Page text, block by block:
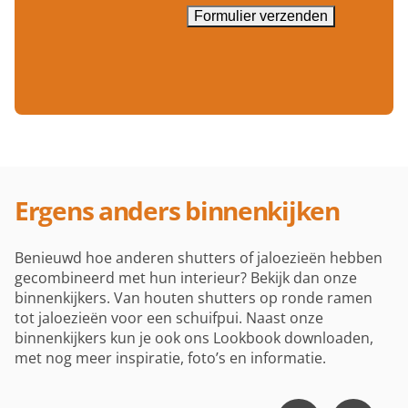
Formulier verzenden
Ergens anders binnenkijken
Benieuwd hoe anderen shutters of jaloezieën hebben
gecombineerd met hun interieur? Bekijk dan onze
binnenkijkers. Van houten shutters op ronde ramen
tot jaloezieën voor een schuifpui. Naast onze
binnenkijkers kun je ook ons Lookbook downloaden,
met nog meer inspiratie, foto’s en informatie.